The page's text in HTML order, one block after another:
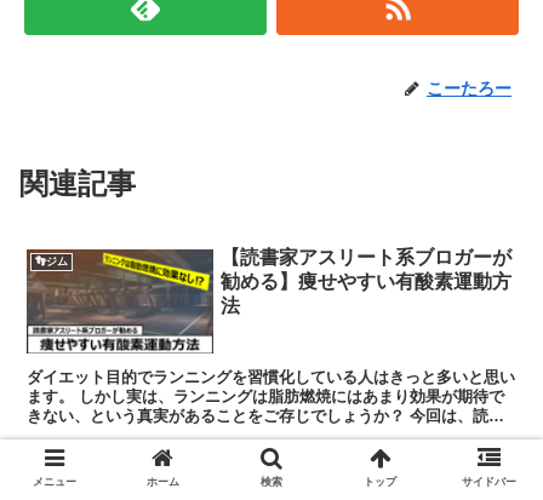
こーたろー
関連記事
👣ジム
【読書家アスリート系ブロガーが
勧める】痩せやすい有酸素運動方
法
ダイエット目的でランニングを習慣化している人はきっと多いと思い
ます。 しかし実は、ランニングは脂肪燃焼にはあまり効果が期待で
きない、という真実があることをご存じでしょうか？ 今回は、読書
家アスリート系ブロガーである私が実際に取...
【読書脳】要約と感想│ビジネス
メニュー ホーム 検索 トップ サイドバー